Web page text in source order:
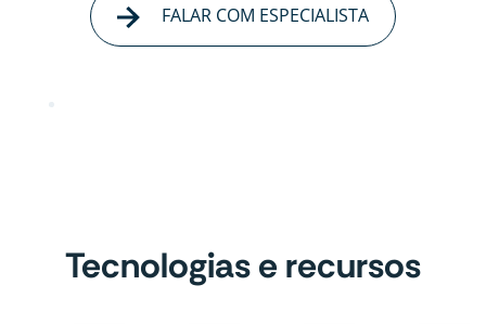
FALAR COM ESPECIALISTA
Tecnologias e recursos